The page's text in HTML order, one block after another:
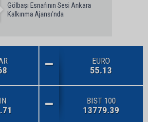
Gölbaşı Esnafının Sesi Ankara
Kalkınma Ajansı'nda
EURO
55.13
BIST 100
13779.39